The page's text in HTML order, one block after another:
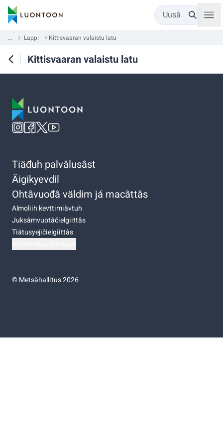
Uusâ
... Lappi Kittisvaaran valaistu latu
Kittisvaaran valaistu latu
Tiäđuh palvâlusâst
Äigikyevdil
Ohtâvuođâ väldim já macâttâs
Almoliih kevttimiävtuh
Juksâmvuotâčielgiittâs
Tiätusyejičielgiittâs
©Metsähallitus 2026